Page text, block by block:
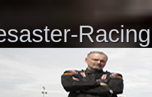
Racing